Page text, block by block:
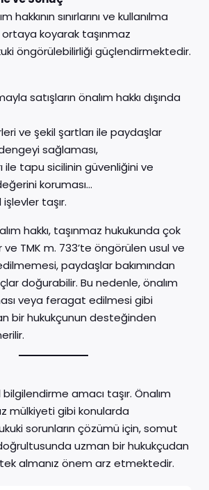
hakkının sınırlarını ve kullanılma
ortaya koyarak taşınmaz
öngörülebilirliği güçlendirmektedir.
satışların önalım hakkı dışında
ve şekil şartları ile paydaşlar
sağlaması,
ile tapu sicilinin güvenliğini ve
koruması…
taşır.
hakkı, taşınmaz hukukunda çok
TMK m. 733’te öngörülen usul ve
paydaşlar bakımından
doğurabilir. Bu nedenle, önalım
veya feragat edilmesi gibi
bir hukukçunun desteğinden
amacı taşır. Önalım
mülkiyeti gibi konularda
sorunların çözümü için, somut
uzman bir hukukçudan
almanız önem arz etmektedir.